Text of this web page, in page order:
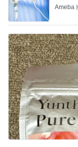
Ameba